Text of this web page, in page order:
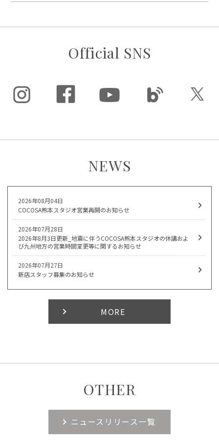
Official SNS
NEWS
2026年08月04日
COCOSA熊本スタジオ営業再開のお知らせ
2026年07月28日
2026年8月3日更新_地震に伴うCOCOSA熊本スタジオの休講およ
び九州地方の営業時間変更等に関するお知らせ
2026年07月27日
新店スタッフ募集のお知らせ
MORE
OTHER
ニュースリリース一覧